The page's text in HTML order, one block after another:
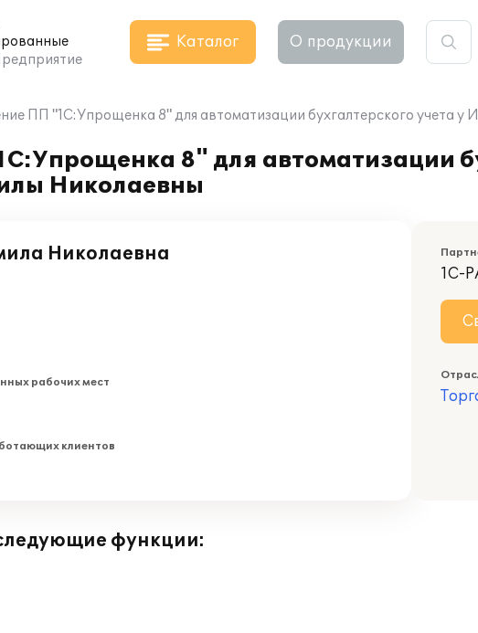
Каталог О продукции
ПП "1С:Упрощенка 8" для автоматизации бухгалтерского учета
8" для автоматизации
Николаевны
Николаевна
рабочих мест
клиентов
1С-
функции: